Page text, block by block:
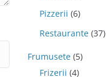
Pizzerii (6)
Restaurante (37)
Frumusete (5)
Frizerii (4)